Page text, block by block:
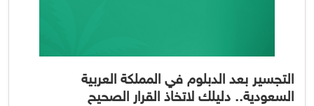
التجسير بعد الدبلوم في المملكة العربية
السعودية.. دليلك لاتخاذ القرار الصحيح